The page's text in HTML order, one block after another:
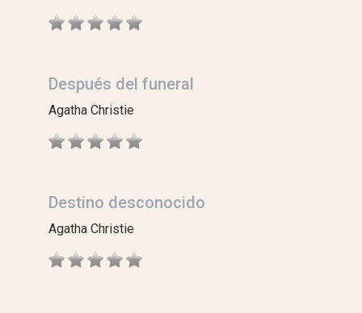
Después del funeral
Agatha Christie
Destino desconocido
Agatha Christie